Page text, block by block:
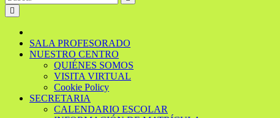
SALA PROFESORADO
NUESTRO CENTRO
QUIÉNES SOMOS
VISITA VIRTUAL
Cookie Policy
SECRETARIA
CALENDARIO ESCOLAR